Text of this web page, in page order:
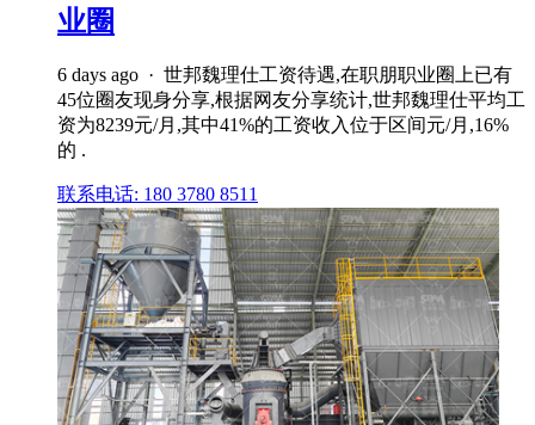
业圈
6 days ago · 世邦魏理仕工资待遇,在职朋职业圈上已有
45位圈友现身分享,根据网友分享统计,世邦魏理仕平均工
资为8239元/月,其中41%的工资收入位于区间元/月,16%
的 .
联系电话: 180 3780 8511